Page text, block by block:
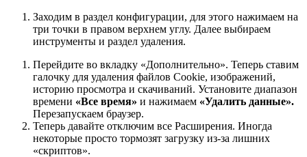
Заходим в раздел конфигурации, для этого нажимаем на
три точки в правом верхнем углу. Далее выбираем
инструменты и раздел удаления.
Перейдите во вкладку «Дополнительно». Теперь ставим
галочку для удаления файлов Cookie, изображений,
историю просмотра и скачиваний. Установите диапазон
времени «Все время» и нажимаем «Удалить данные».
Перезапускаем браузер.
Теперь давайте отключим все Расширения. Иногда
некоторые просто тормозят загрузку из-за лишних
«скриптов».